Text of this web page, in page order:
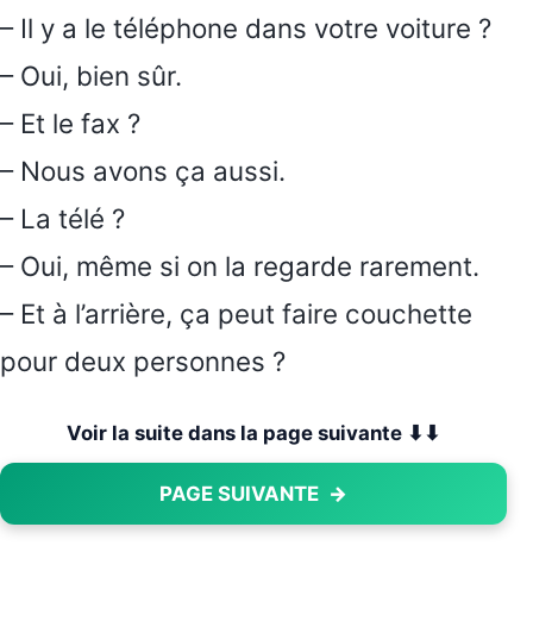
– Il y a le téléphone dans votre voiture ?
– Oui, bien sûr.
– Et le fax ?
– Nous avons ça aussi.
– La télé ?
– Oui, même si on la regarde rarement.
– Et à l’arrière, ça peut faire couchette
pour deux personnes ?
Voir la suite dans la page suivante ⬇⬇
PAGE SUIVANTE →